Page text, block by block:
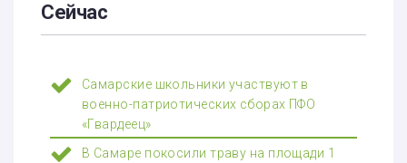
Сейчас
Самарские школьники участвуют в
военно-патриотических сборах ПФО
«Гвардеец»
В Самаре покосили траву на площади 1